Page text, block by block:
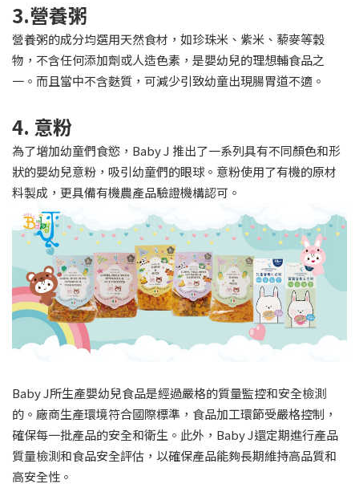
3.營養粥
營養粥的成分均選用天然食材，如珍珠米、紫米、藜麥等穀
物，不含任何添加劑或人造色素，是嬰幼兒的理想輔食品之
一。而且當中不含麩質，可減少引致幼童出現腸胃道不適。
4. 意粉
為了增加幼童們食慾，Baby J 推出了一系列具有不同顏色和形
狀的嬰幼兒意粉，吸引幼童們的眼球。意粉使用了有機的原材
料製成，更具備有機農產品驗證機構認可。
Baby J所生產嬰幼兒食品是經過嚴格的質量監控和安全檢測
的。廠商生產環境符合國際標準，食品加工環節受嚴格控制，
確保每一批產品的安全和衛生。此外，Baby J還定期進行產品
質量檢測和食品安全評估，以確保產品能夠長期維持高品質和
高安全性。